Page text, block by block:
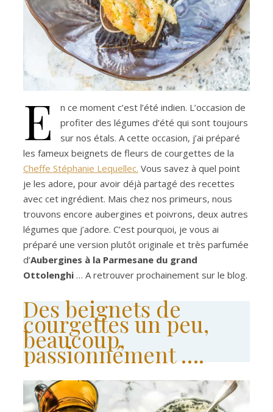
E
n ce moment c’est l’été indien. L’occasion de
profiter des légumes d’été qui sont toujours
sur nos étals. A cette occasion, j’ai préparé
les fameux beignets de fleurs de courgettes de la
Cheffe Stéphanie Lequellec. Vous savez à quel point
je les adore, pour avoir déjà partagé des recettes
avec cet ingrédient. Mais chez nos primeurs, nous
trouvons encore aubergines et poivrons, deux autres
légumes que j’adore. C’est pourquoi, je vous ai
préparé une version plutôt originale et très parfumée
d’Aubergines à la Parmesane du grand
Ottolenghi … A retrouver prochainement sur le blog.
Des beignets de
courgettes un peu,
beaucoup,
passionnément ….